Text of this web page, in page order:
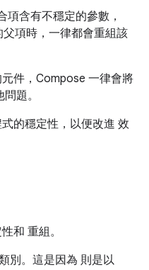
項含有不穩定的參數，
項時，一律都會重組該
件，Compose 一律會將
題。
的穩定性，以便改進 效
和 重組。
別。這是因為 則是以